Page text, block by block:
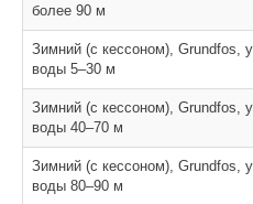
более 90 м
Зимний (с кессоном), Grundfos,
воды 5–30 м
Зимний (с кессоном), Grundfos,
воды 40–70 м
Зимний (с кессоном), Grundfos,
воды 80–90 м